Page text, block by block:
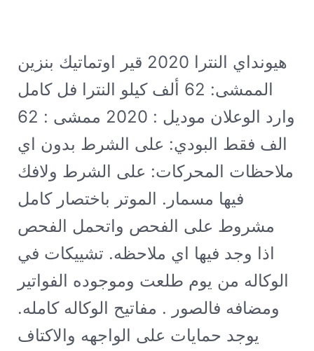
هيونداي النترا 2020 قير اوتماتيك بنزين
الممشى: 62 ألف كيلو
النترا فل كامل
وارد الوعلان موديل : 2020 ممشى : 62
الف فقط البودي: على الشرط بدون اي
ملاحظات المحركات: على الشرط ولافك
فيها مسمار. الموتر باختصار كامل
مشروط على الفحص واتحمل الفحص
اذا وجد فيها اي ملاحظه. تشييكات في
الوكاله من يوم طلعت وموجوده الفواتير
ومضافه فالصور . مفاتيح الوكاله كامله.
يوجد حمايات على الواجهه والاكتاف